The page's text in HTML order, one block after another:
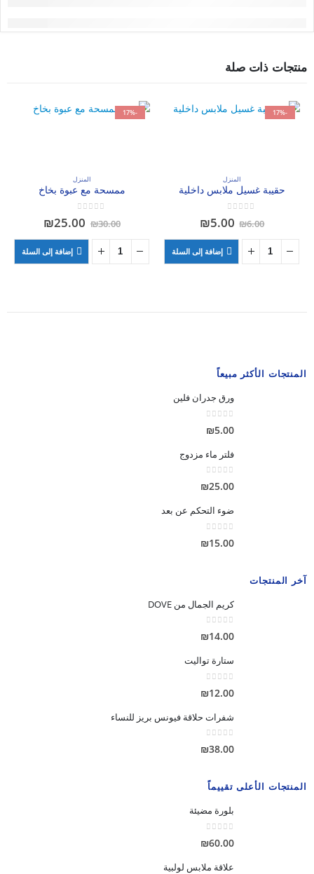
منتجات ذات صلة
-17%
المنزل
حقيبة غسيل ملابس داخلية
₪6.00 السعر
هو:
₪6.00.
₪5.00
هو:
₪5.00.
إضافة إلى السلة
-17%
المنزل
ممسحة مع عبوة بخاخ
₪30.00 السعر
هو:
₪30.00.
₪25.00 السعر
هو:
₪25.00.
إضافة إلى السلة
المنتجات الأكثر مبيعاً
ورق جدران فلين
₪5.00
فلتر ماء مزدوج
0
out of 5
₪25.00
ضوء التحكم عن بعد
₪15.00
آخر المنتجات
كريم الجمال من DOVE
0
out of 5
₪14.00
ستارة تواليت
₪12.00
شفرات حلاقة فيونس بريز للنساء
0
out of 5
₪38.00
المنتجات الأعلى تقييماً
بلورة مضيئة
₪60.00
علاقة ملابس لولبية